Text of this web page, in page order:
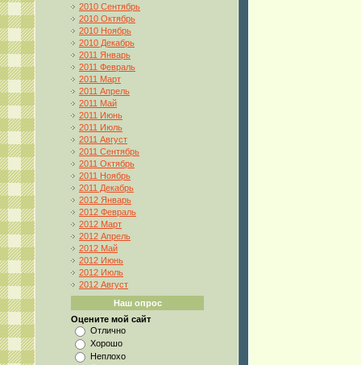
2010 Сентябрь
2010 Октябрь
2010 Ноябрь
2010 Декабрь
2011 Январь
2011 Февраль
2011 Март
2011 Апрель
2011 Май
2011 Июнь
2011 Июль
2011 Август
2011 Сентябрь
2011 Октябрь
2011 Ноябрь
2011 Декабрь
2012 Январь
2012 Февраль
2012 Март
2012 Апрель
2012 Май
2012 Июнь
2012 Июль
2012 Август
Наш опрос
Оцените мой сайт
Отлично
Хорошо
Неплохо